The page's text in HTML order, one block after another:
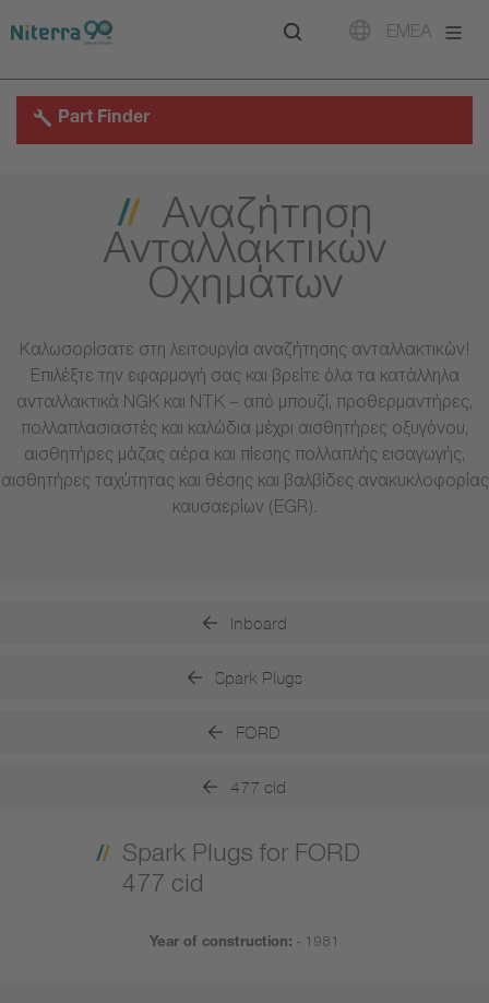
to
to
to
EMEA
Part Finder
Αναζήτηση
Ανταλλακτικών
Οχημάτων
Καλωσορίσατε στη λειτουργία αναζήτησης ανταλλακτικών!
Επιλέξτε την εφαρμογή σας και βρείτε όλα τα κατάλληλα
ανταλλακτικά NGK και NTK – από μπουζί, προθερμαντήρες,
πολλαπλασιαστές και καλώδια μέχρι αισθητήρες οξυγόνου,
αισθητήρες μάζας αέρα και πίεσης πολλαπλής εισαγωγής,
αισθητήρες ταχύτητας και θέσης και βαλβίδες ανακυκλοφορίας
καυσαερίων (EGR).
Inboard
Spark Plugs
FORD
477 cid
Spark Plugs for FORD
477 cid
Year of construction: - 1981